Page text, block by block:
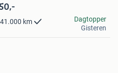
km
Dagtopper
Gisteren